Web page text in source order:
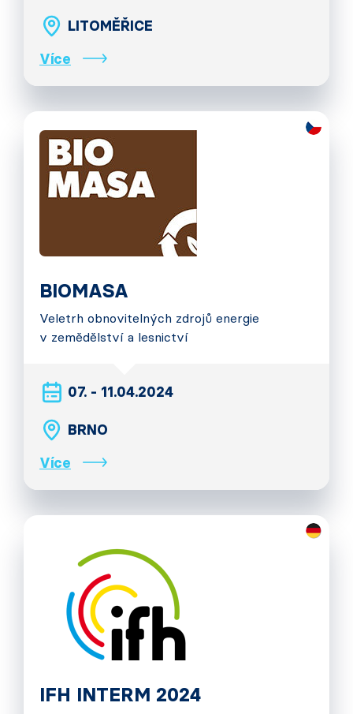
LITOMĚŘICE
Více
BIOMASA
Veletrh obnovitelných zdrojů energie
v zemědělství a lesnictví
07. - 11.04.2024
BRNO
Více
IFH INTERM 2024